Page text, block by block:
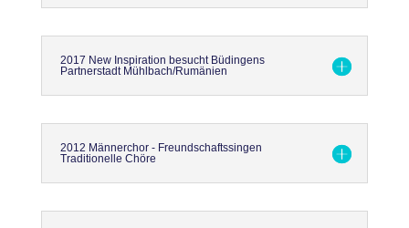
2017 New Inspiration besucht Büdingens
Partnerstadt Mühlbach/Rumänien
2012 Männerchor - Freundschaftssingen
Traditionelle Chöre